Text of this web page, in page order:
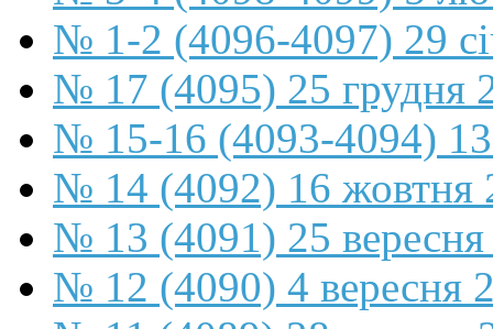
№ 1-2 (4096-4097) 29
№ 17 (4095) 25 грудня
№ 15-16 (4093-4094) 13
№ 14 (4092) 16 жовтня
№ 13 (4091) 25
№ 12 (4090) 4 вересня